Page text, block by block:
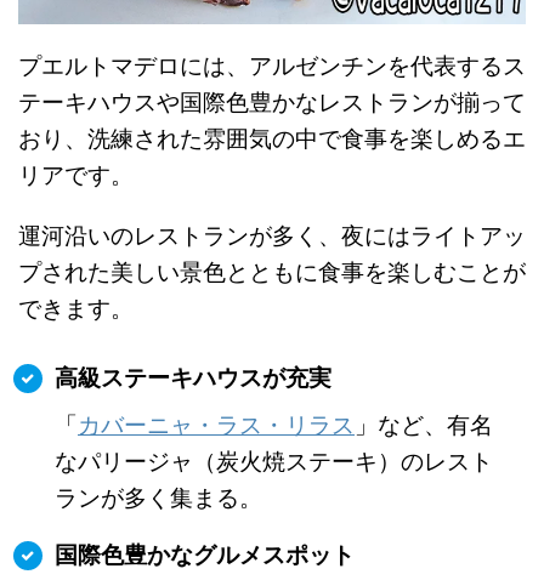
プエルトマデロには、アルゼンチンを代表するス
テーキハウスや国際色豊かなレストランが揃って
おり、洗練された雰囲気の中で食事を楽しめるエ
リアです。
運河沿いのレストランが多く、夜にはライトアッ
プされた美しい景色とともに食事を楽しむことが
できます。
高級ステーキハウスが充実
「カバーニャ・ラス・リラス 」など、有名
なパリージャ（炭火焼ステーキ）のレスト
ランが多く集まる。
国際色豊かなグルメスポット